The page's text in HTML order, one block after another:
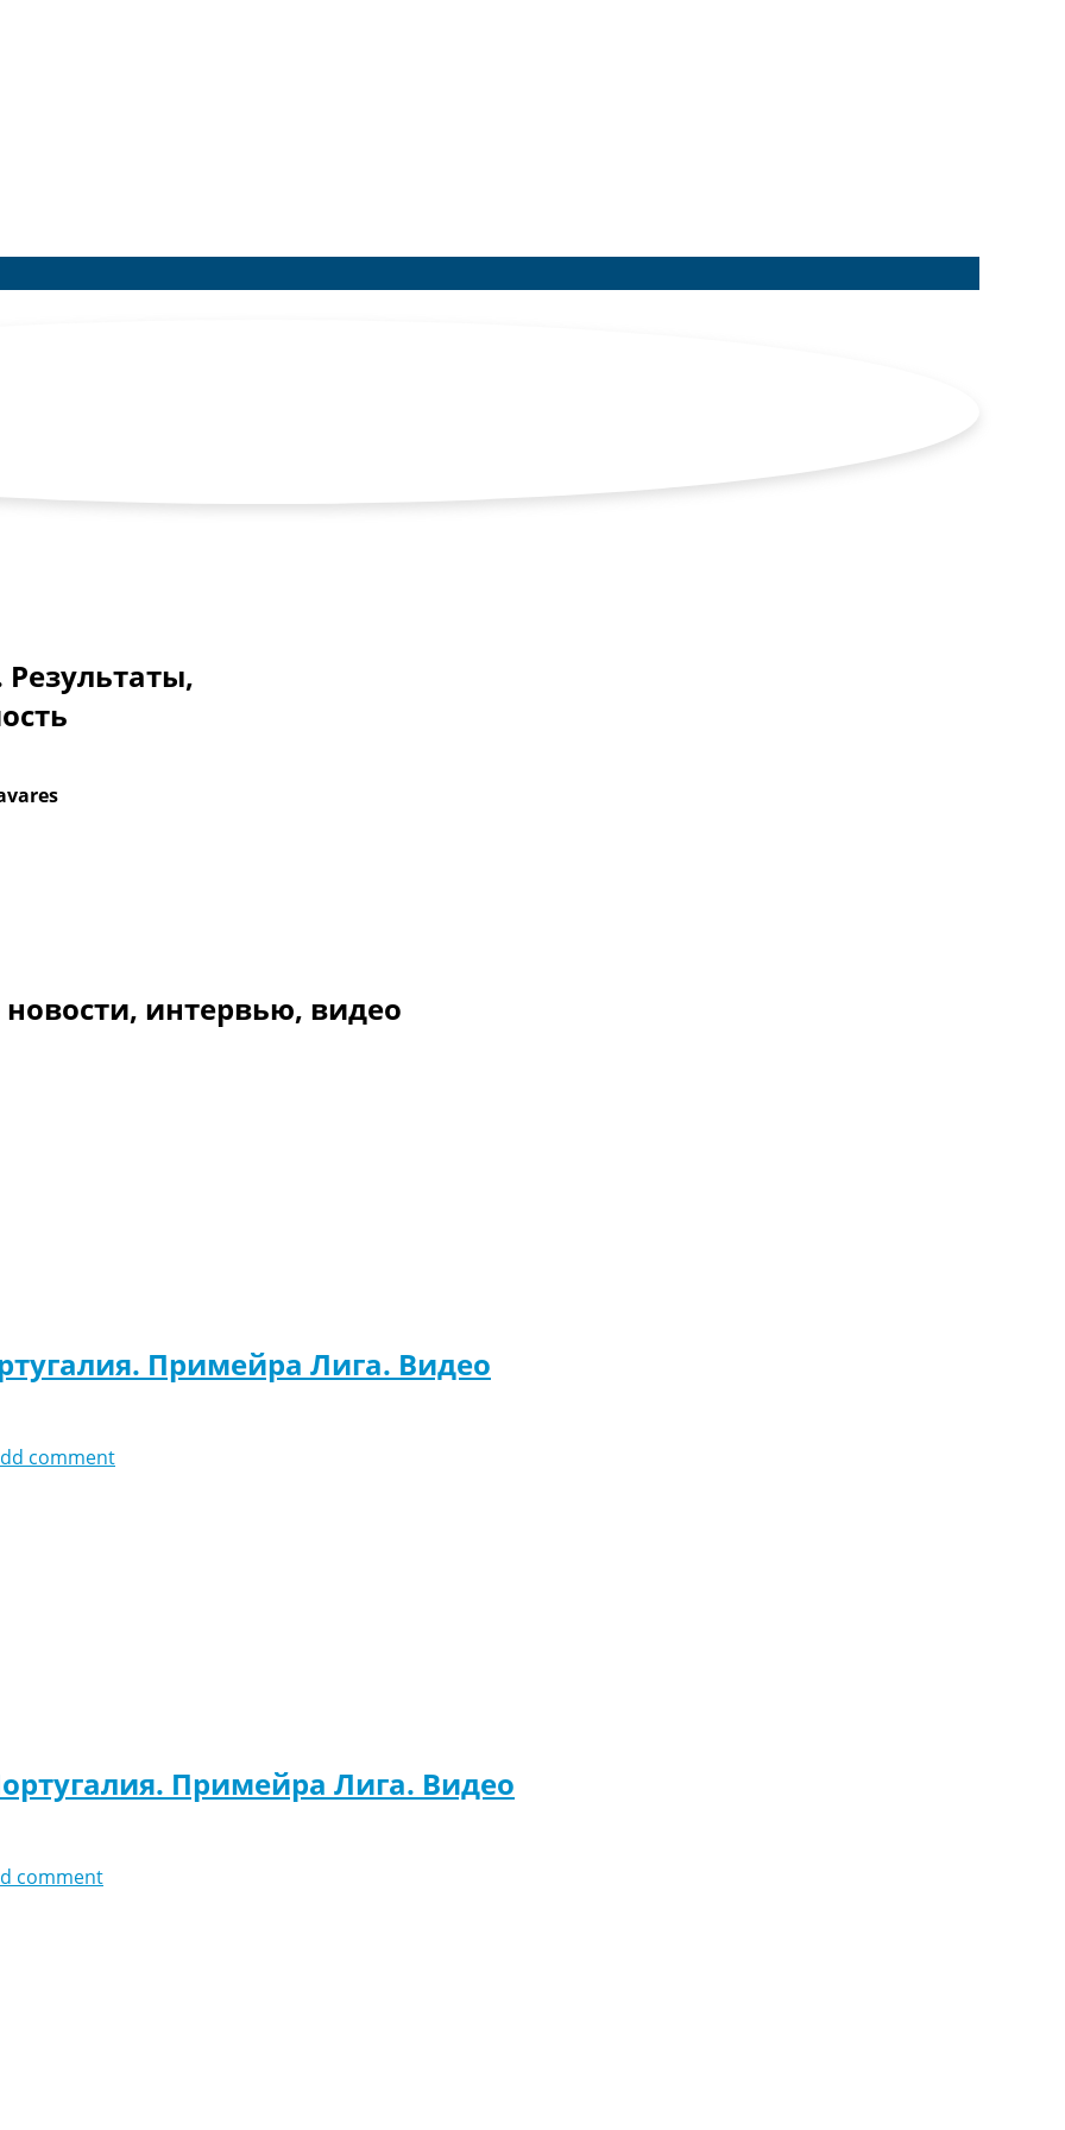
Результаты,
интервью, видео
Примейра Лига. Видео
comment
Примейра Лига. Видео
comment